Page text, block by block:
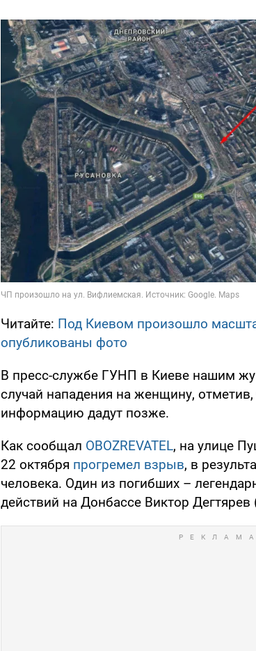
Читайте: Под Киевом произошло
опубликованы фото
В пресс-службе ГУНП в Киеве нашим
случай нападения на женщину,
информацию дадут позже.
Как сообщал OBOZREVATEL, на улице
22 октября прогремел взрыв, в
человека. Один из погибших –
действий на Донбассе Виктор